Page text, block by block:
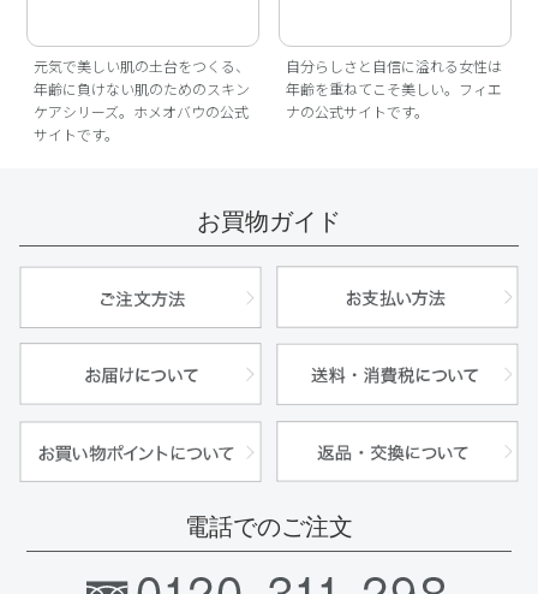
元気で美しい肌の土台をつくる、
年齢に負けない肌のためのスキン
ケアシリーズ。ホメオバウの公式
サイトです。
自分らしさと自信に溢れる女性は
年齢を重ねてこそ美しい。フィエ
ナの公式サイトです。
電話でのご注文
お買物ガイド